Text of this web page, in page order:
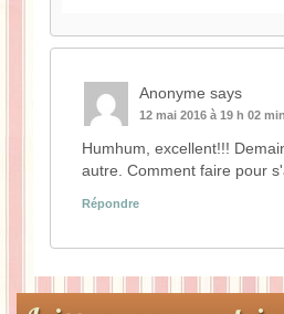
Anonyme says
12 mai 2016 à 19 h 02 min
Humhum, excellent!!!
autre. Comment faire pour
Répondre